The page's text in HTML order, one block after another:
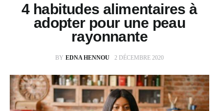
Rapport 2020
Rapport 2021
Nos services
4 habitudes alimentaires à
adopter pour une peau
rayonnante
BY EDNA HENNOU 2 DÉCEMBRE 2020